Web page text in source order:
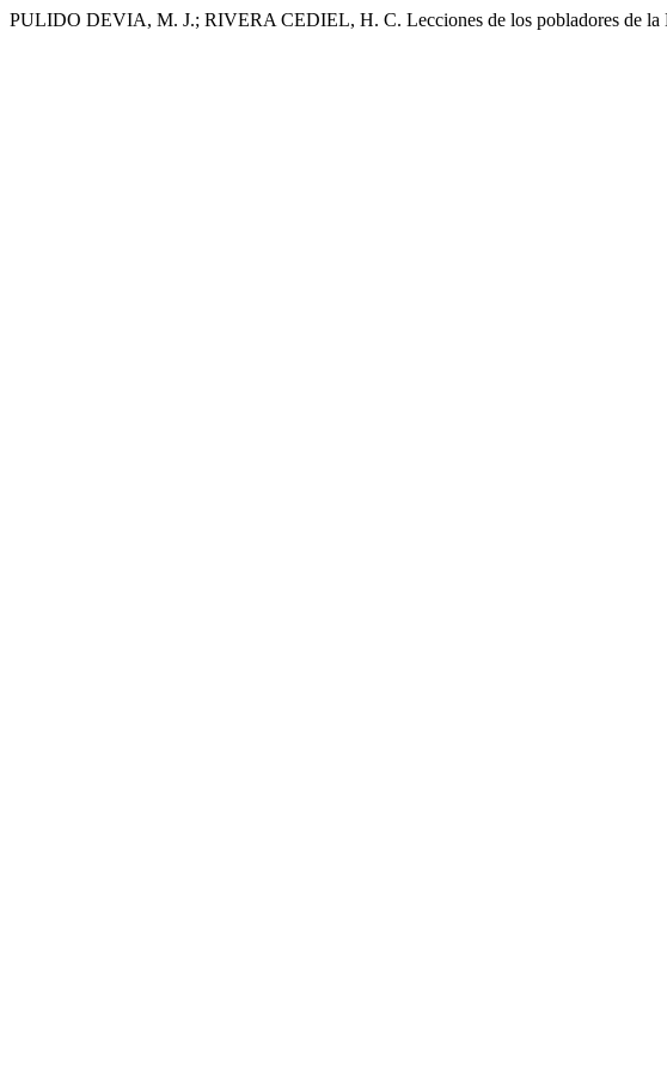
PULIDO DEVIA, M. J.; RIVERA CEDIEL, H. C. Lecciones de los pobladores de la